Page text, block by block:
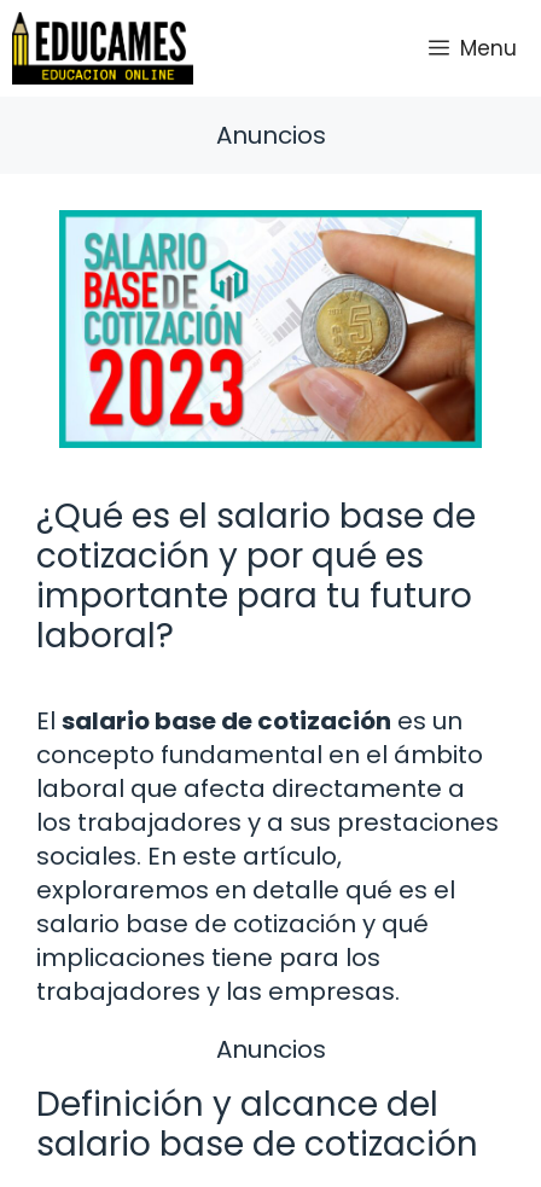
Saltar
contenido
Menu
Anuncios
¿Qué es el salario base de
cotización y por qué es
importante para tu futuro
laboral?
El salario base de cotización es un
concepto fundamental en el ámbito
laboral que afecta directamente a
los trabajadores y a sus prestaciones
sociales. En este artículo,
exploraremos en detalle qué es el
salario base de cotización y qué
implicaciones tiene para los
trabajadores y las empresas.
Anuncios
Definición y alcance del
salario base de cotización